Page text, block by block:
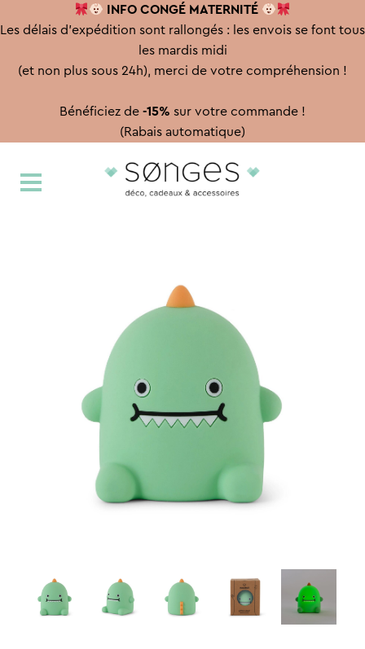
INFO CONGÉ MATERNITÉ
Les délais d'expédition sont rallongés : les envois se font tous
les mardis midi
(et non plus sous 24h), merci de votre compréhension !
Bénéficiez de -15% sur votre commande !
(Rabais automatique)
à
au